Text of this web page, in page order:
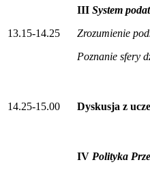
13.15-14.25
III System
Zrozumienie
Poznanie sfery
14.25-15.00 Dyskusja z
IV Polityka